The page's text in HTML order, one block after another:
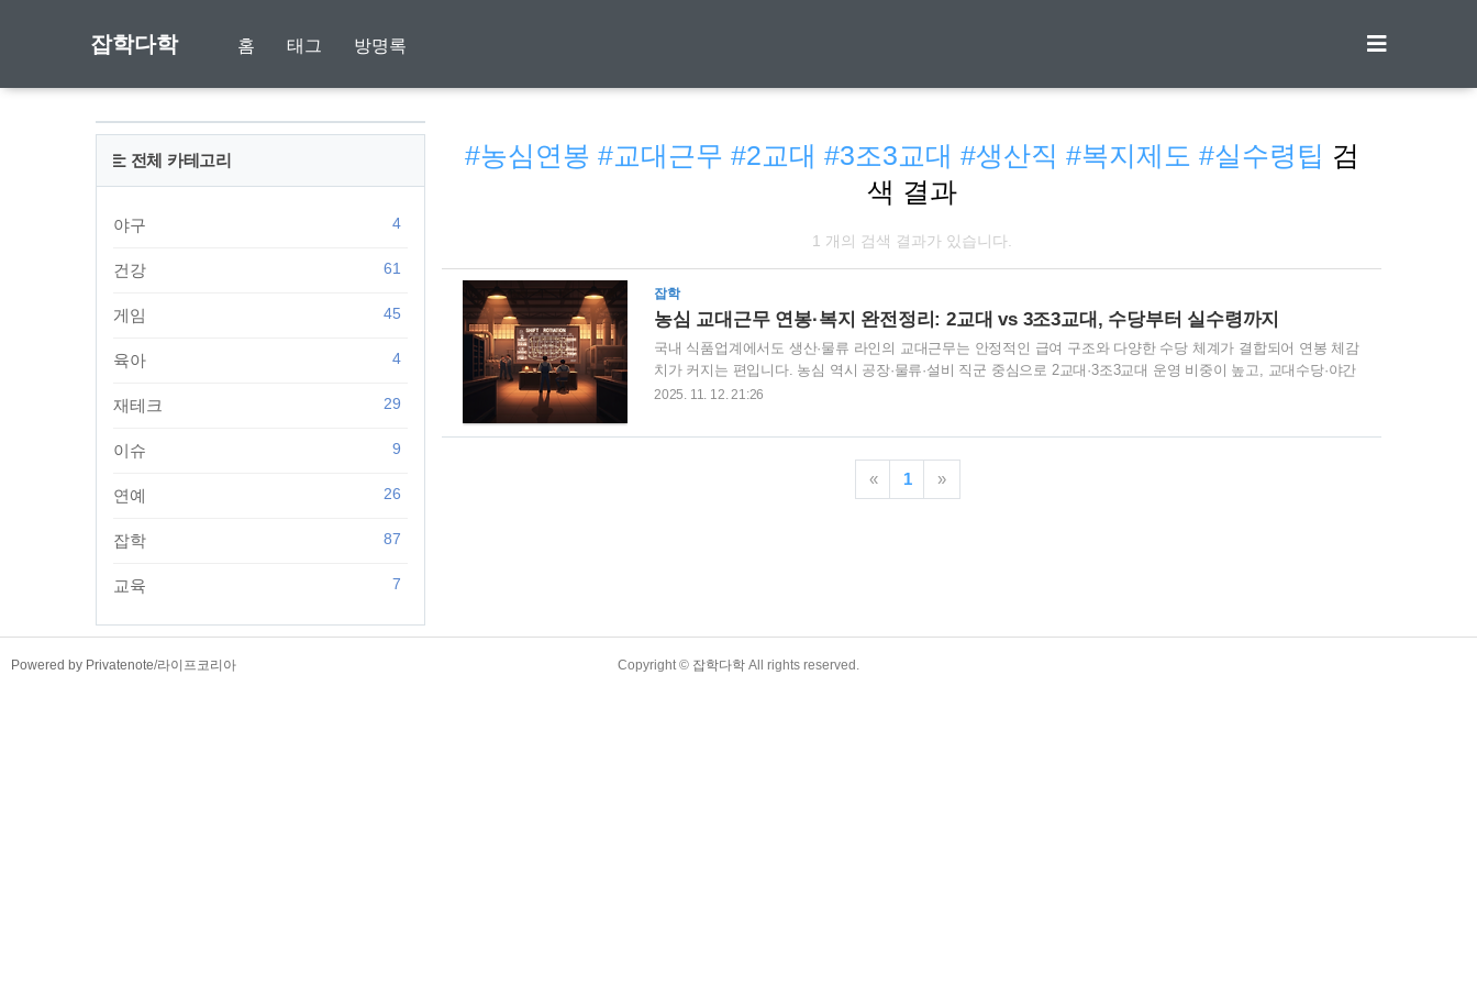
잡학다학 홈 태그 방명록
#농심연봉 #교대근무 #2교대 #3조3교대 #생산직 #복지제도 #실수령팁 검
색 결과
1 개의 검색 결과가 있습니다.
잡학
농심 교대근무 연봉·복지 완전정리: 2교대 vs 3조3교대, 수당부터 실수령까지
국내 식품업계에서도 생산·물류 라인의 교대근무는 안정적인 급여 구조와 다양한 수당 체계가 결합되어 연봉 체감
치가 커지는 편입니다. 농심 역시 공장·물류·설비 직군 중심으로 2교대·3조3교대 운영 비중이 높고, 교대수당·야간
수당·특근수당 등이 기본급에 더해져 실수령 최적화가 가능한 구조라는 점이 특징입니다. 교대 형태 한눈에 보기2
조3교대: 설비유지보전, 물류 운영 등 24시간 가동이 필요한 직무에서 흔하며, 순환 스케줄로 피로 누적을 완화하
고 라인 가동률을 유지합니다.주간 전용 직무: 공장회계·공장서무·안전·품질 문서관리 등 사무·지원 파트는 주간
고정 근무가 일반적입니다.연봉 구조 이해하기기..
2025. 11. 12. 21:26
« 1 »
전체 카테고리
야구 4
건강 61
게임 45
육아 4
재테크 29
이슈 9
연예 26
잡학 87
교육 7
Powered by Privatenote/라이프코리아 Copyright © 잡학다학 All rights reserved.
TistoryWhaleSkin3.4